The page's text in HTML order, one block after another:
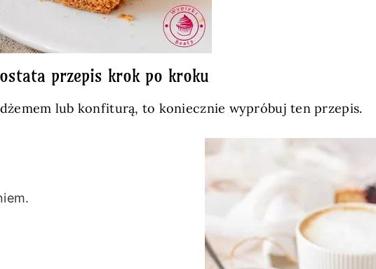
przepis krok po kroku
lub konfiturą, to koniecznie wypróbuj ten przepis.